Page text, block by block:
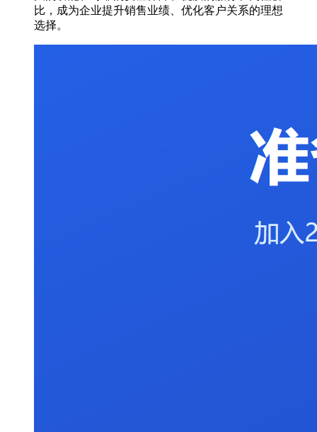
比，成为企业提升销售业绩、优化客户关系的理想
选择。